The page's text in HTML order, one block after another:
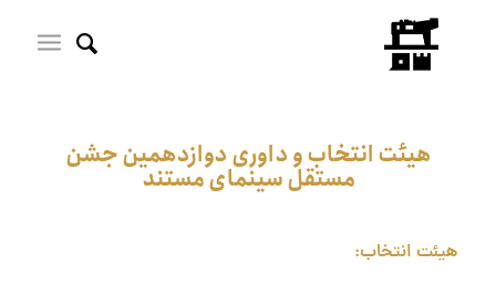
هیئت انتخاب و داوری دوازدهمین جشن
مستقل سینمای مستند
هیئت انتخاب: